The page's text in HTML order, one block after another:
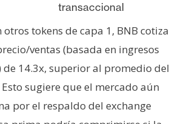
transaccional
tokens de capa 1, BNB cotiza
ventas (basada en ingresos
de 14.3x, superior al promedio del
sugiere que el mercado aún
por el respaldo del exchange